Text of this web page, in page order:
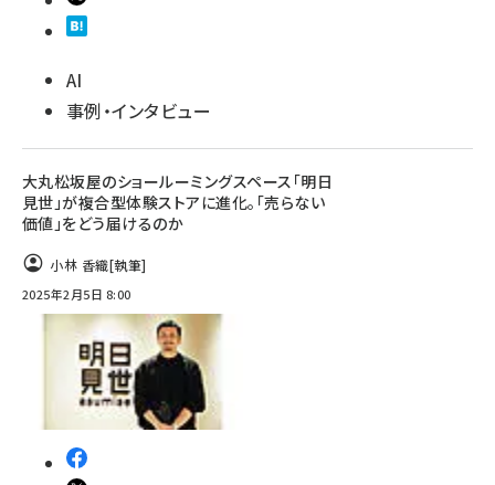
AI
事例・インタビュー
大丸松坂屋のショールーミングスペース「明日
見世」が複合型体験ストアに進化。「売らない
価値」をどう届けるのか
小林 香織[執筆]
2025年2月5日 8:00